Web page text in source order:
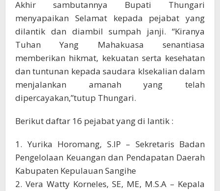
Akhir sambutannya Bupati Thungari
menyapaikan Selamat kepada pejabat yang
dilantik dan diambil sumpah janji. “Kiranya
Tuhan Yang Mahakuasa senantiasa
memberikan hikmat, kekuatan serta kesehatan
dan tuntunan kepada saudara klsekalian dalam
menjalankan amanah yang telah
dipercayakan,”tutup Thungari.
Berikut daftar 16 pejabat yang di lantik :
1. Yurika Horomang, S.IP – Sekretaris Badan
Pengelolaan Keuangan dan Pendapatan Daerah
Kabupaten Kepulauan Sangihe
2. Vera Watty Korneles, SE, ME, M.S.A – Kepala